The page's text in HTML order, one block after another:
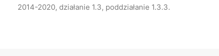
2014-2020, działanie 1.3, poddziałanie 1.3.3.